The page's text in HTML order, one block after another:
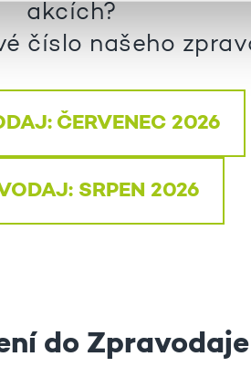
akcích?
číslo našeho
ČERVENEC 2026
SRPEN 2026
do Zpravodaje